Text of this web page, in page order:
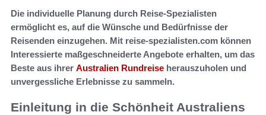
Die individuelle Planung durch Reise-Spezialisten
ermöglicht es, auf die Wünsche und Bedürfnisse der
Reisenden einzugehen. Mit reise-spezialisten.com können
Interessierte maßgeschneiderte Angebote erhalten, um das
Beste aus ihrer Australien Rundreise herauszuholen und
unvergessliche Erlebnisse zu sammeln.
Einleitung in die Schönheit Australiens